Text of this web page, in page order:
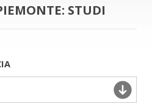
STUDI